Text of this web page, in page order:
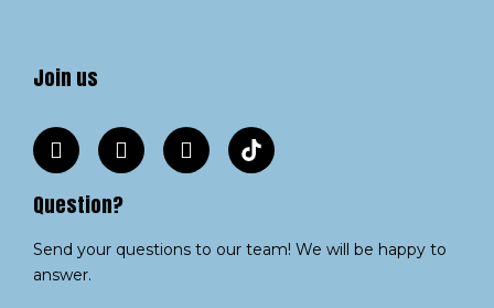
Join us
Question?
Send your questions to our team! We will be happy to
answer.